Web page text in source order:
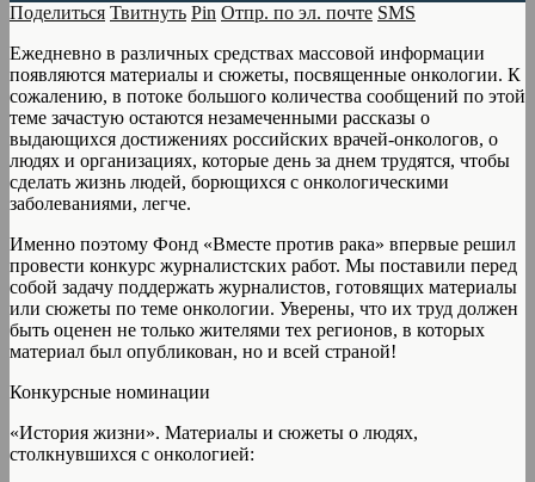
Поделиться Твитнуть Pin Отпр. по эл. почте SMS
Ежедневно в различных средствах массовой информации
появляются материалы и сюжеты, посвященные онкологии. К
сожалению, в потоке большого количества сообщений по этой
теме зачастую остаются незамеченными рассказы о
выдающихся достижениях российских врачей-онкологов, о
людях и организациях, которые день за днем трудятся, чтобы
сделать жизнь людей, борющихся с онкологическими
заболеваниями, легче.
Именно поэтому Фонд «Вместе против рака» впервые решил
провести конкурс журналистских работ. Мы поставили перед
собой задачу поддержать журналистов, готовящих материалы
или сюжеты по теме онкологии. Уверены, что их труд должен
быть оценен не только жителями тех регионов, в которых
материал был опубликован, но и всей страной!
Конкурсные номинации
«История жизни». Материалы и сюжеты о людях,
столкнувшихся с онкологией: